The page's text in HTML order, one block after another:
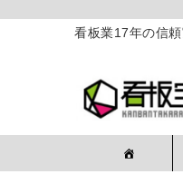
看板業17年の信